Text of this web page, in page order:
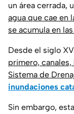
un área cerrada,
agua que cae en
se acumula en
Desde el siglo
primero, canales,
Sistema de
inundaciones
Sin embargo,